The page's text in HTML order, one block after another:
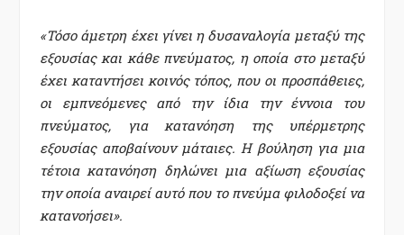
«Τόσο άμετρη έχει γίνει η δυσαναλογία μεταξύ της
εξουσίας και κάθε πνεύματος, η οποία στο μεταξύ
έχει καταντήσει κοινός τόπος, που οι προσπάθειες,
οι εμπνεόμενες από την ίδια την έννοια του
πνεύματος, για κατανόηση της υπέρμετρης
εξουσίας αποβαίνουν μάταιες. Η βούληση για μια
τέτοια κατανόηση δηλώνει μια αξίωση εξουσίας
την οποία αναιρεί αυτό που το πνεύμα φιλοδοξεί να
κατανοήσει».